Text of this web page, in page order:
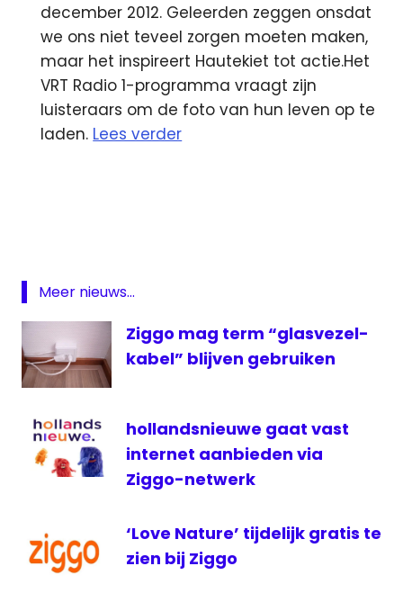
december 2012. Geleerden zeggen onsdat
we ons niet teveel zorgen moeten maken,
maar het inspireert Hautekiet tot actie.Het
VRT Radio 1-programma vraagt zijn
luisteraars om de foto van hun leven op te
laden. Lees verder
FM
GrootnieuwsRadio
Plato
Roermond
Serious
Request
Top
1008
Meer nieuws...
Ziggo mag term “glasvezel-
kabel” blijven gebruiken
hollandsnieuwe gaat vast
internet aanbieden via
Ziggo-netwerk
‘Love Nature’ tijdelijk gratis te
zien bij Ziggo